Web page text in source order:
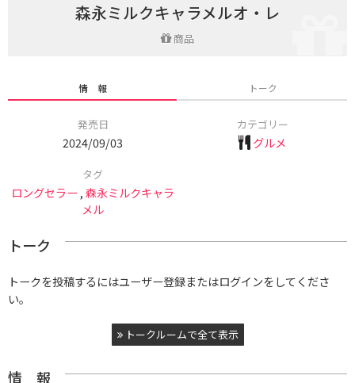
森永ミルクキャラメルオ・レ
商品
情 報 トーク
発売日
2024/09/03
カテゴリー
グルメ
タグ
ロングセラー ,森永ミルクキャラ
メル
トーク
トークを投稿するにはユーザー登録またはログインをしてくださ
い。
トークルームで全て表示
情 報